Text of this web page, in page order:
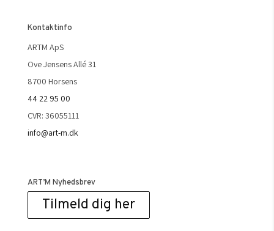
Kontaktinfo
ARTM ApS
Ove Jensens Allé 31
8700 Horsens
44 22 95 00
CVR: 36055111
info@art-m.dk
ART’M Nyhedsbrev
Tilmeld dig her